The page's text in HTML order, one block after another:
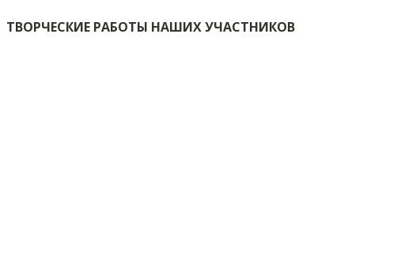
ТВОРЧЕСКИЕ РАБОТЫ НАШИХ УЧАСТНИКОВ